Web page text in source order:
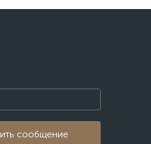
сообщение